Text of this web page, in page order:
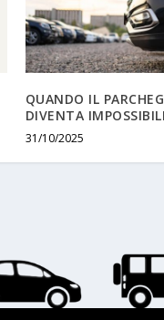
QUANDO IL
DIVENTA
31/10/2025